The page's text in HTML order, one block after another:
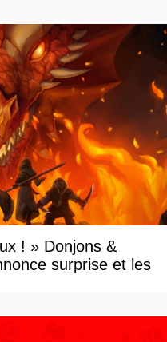
! » Donjons &
surprise et les